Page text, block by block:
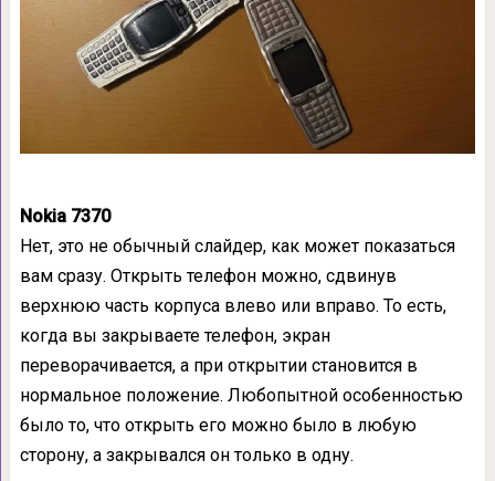
Nokia 7370
Нет, это не обычный слайдер, как может показаться
вам сразу. Открыть телефон можно, сдвинув
верхнюю часть корпуса влево или вправо. То есть,
когда вы закрываете телефон, экран
переворачивается, а при открытии становится в
нормальное положение. Любопытной особенностью
было то, что открыть его можно было в любую
сторону, а закрывался он только в одну.